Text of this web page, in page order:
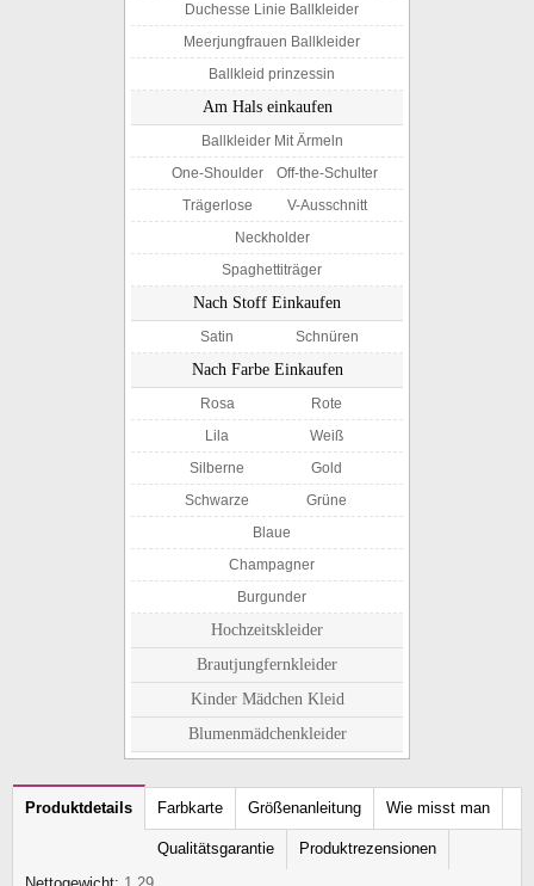
Duchesse Linie Ballkleider
Meerjungfrauen Ballkleider
Ballkleid prinzessin
Am Hals einkaufen
Ballkleider Mit Ärmeln
One-Shoulder
Off-the-Schulter
Trägerlose
V-Ausschnitt
Neckholder
Spaghettiträger
Nach Stoff Einkaufen
Satin Schnüren
Nach Farbe Einkaufen
Rosa
Rote
Lila
Weiß
Silberne
Gold
Schwarze
Grüne
Blaue
Champagner
Burgunder
Hochzeitskleider
Brautjungfernkleider
Kinder Mädchen Kleid
Blumenmädchenkleider
Produktdetails Farbkarte Größenanleitung Wie misst man
Qualitätsgarantie
Produktrezensionen